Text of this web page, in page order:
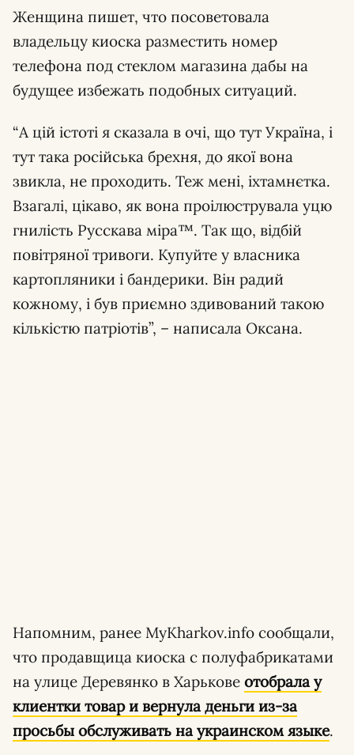
Женщина пишет, что посоветовала
владельцу киоска разместить номер
телефона под стеклом магазина дабы на
будущее избежать подобных ситуаций.
“А цій істоті я сказала в очі, що тут Україна, і
тут така російська брехня, до якої вона
звикла, не проходить. Теж мені, іхтамнєтка.
Взагалі, цікаво, як вона проілюструвала уцю
гнилість Русскава міра™. Так що, відбій
повітряної тривоги. Купуйте у власника
картопляники і бандерики. Він радий
кожному, і був приємно здивований такою
кількістю патріотів”, – написала Оксана.
Напомним, ранее MyKharkov.info сообщали,
что продавщица киоска с полуфабрикатами
на улице Деревянко в Харькове отобрала у
клиентки товар и вернула деньги из-за
просьбы обслуживать на украинском языке.